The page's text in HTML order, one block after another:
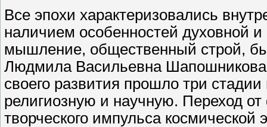
Все эпохи характеризовались
наличием особенностей духовной
мышление, общественный строй,
Людмила Васильевна Шапошникова
своего развития прошло три
религиозную и научную. Переход
творческого импульса космической